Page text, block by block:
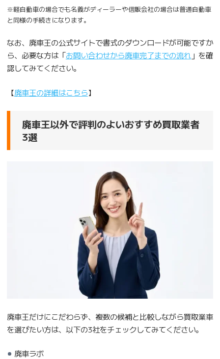
※軽自動車の場合でも名義がディーラーや信販会社の場合は普通自動車
と同様の手続きになります。
なお、廃車王の公式サイトで書式のダウンロードが可能ですか
ら、必要な方は「お問い合わせから廃車完了までの流れ」を確
認してみてください。
【廃車王の詳細はこちら】
廃車王以外で評判のよいおすすめ買取業者
3選
廃車王だけにこだわらず、複数の候補と比較しながら買取業車
を選びたい方は、以下の3社をチェックしてみてください。
廃車ラボ